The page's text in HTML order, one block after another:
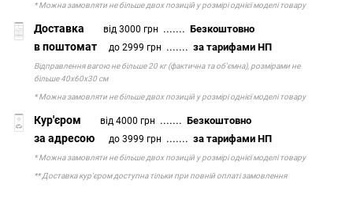
* Можна замовляти не більше двох позицій у розмірі однієї моделі товару
Доставка від 3000 грн .......Безкоштовно
в поштомат до 2999 грн .......за тарифами НП
Відправлення вагою не більше 20 кг (фактична та об'ємна), розмірами не
більше 40х60х30 см
* Можна замовляти не більше двох позицій у розмірі однієї моделі товару
Кур'єром від 4000 грн .......Безкоштовно
за адресою до 3999 грн .......за тарифами НП
* Можна замовляти не більше двох позицій у розмірі однієї моделі товару
** Доставка кур'єром доступна тільки при повній оплаті замовлення